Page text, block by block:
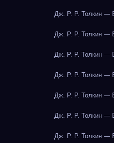
Дж. Р. Р. Толкин —
Дж. Р. Р. Толкин —
Дж. Р. Р. Толкин —
Дж. Р. Р. Толкин —
Дж. Р. Р. Толкин —
Дж. Р. Р. Толкин —
Дж. Р. Р. Толкин —